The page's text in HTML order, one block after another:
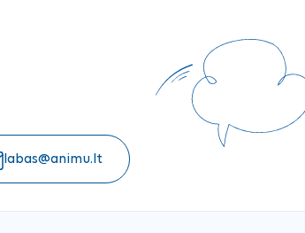
labas@animu.lt